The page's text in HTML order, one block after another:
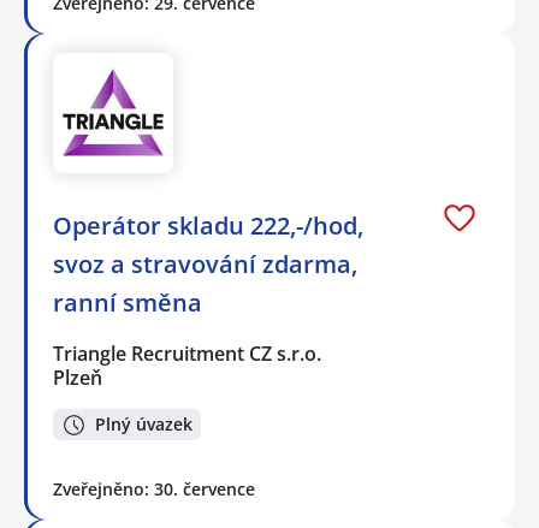
Operátor skladu 222,-/hod,
svoz a stravování zdarma,
ranní směna
Triangle Recruitment CZ s.r.o.
Plzeň
Plný úvazek
Zveřejněno: 30. července